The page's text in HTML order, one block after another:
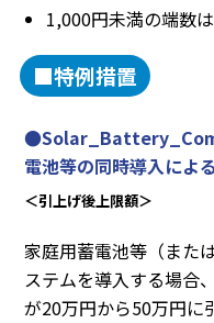
1,000円未満の端数
■特例措置
電池等の同時導入によ
＜引上げ後上限額＞
家庭用蓄電池等（また
ステムを導入する場合
が20万円から50万円に